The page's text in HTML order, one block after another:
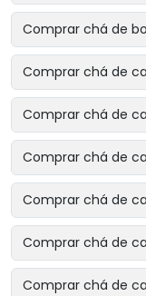
Comprar chá de
Comprar chá de
Comprar chá de
Comprar chá de
Comprar chá de
Comprar chá de
Comprar chá de